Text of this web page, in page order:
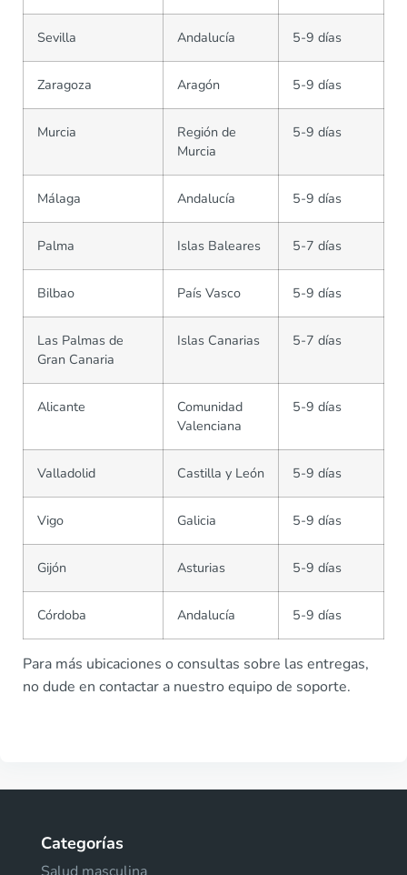
Sevilla Andalucía 5-9 días
Zaragoza Aragón 5-9 días
Murcia
Región de
Murcia
5-9 días
Málaga Andalucía 5-9 días
Palma Islas Baleares 5-7 días
Bilbao País Vasco 5-9 días
Las Palmas de
Gran Canaria
Islas Canarias 5-7 días
Alicante
Comunidad
Valenciana
5-9 días
Valladolid Castilla y León 5-9 días
Vigo Galicia 5-9 días
Gijón Asturias 5-9 días
Córdoba Andalucía 5-9 días
Para más ubicaciones o consultas sobre las entregas,
no dude en contactar a nuestro equipo de soporte.
Categorías